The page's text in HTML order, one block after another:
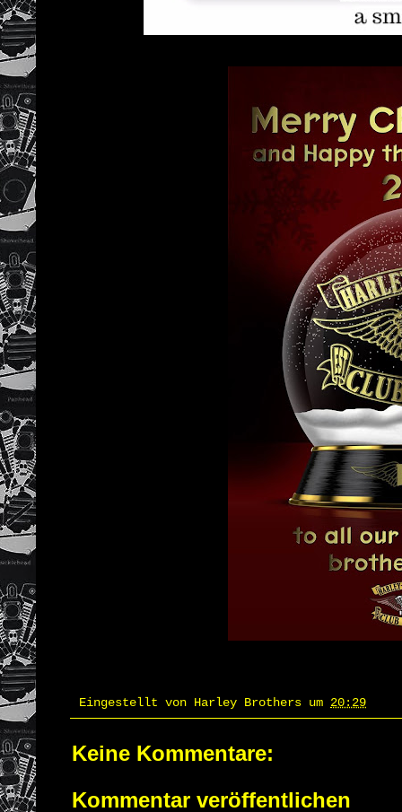
Eingestellt von Harley Brothers um 20:29
Keine Kommentare:
Kommentar veröffentlichen